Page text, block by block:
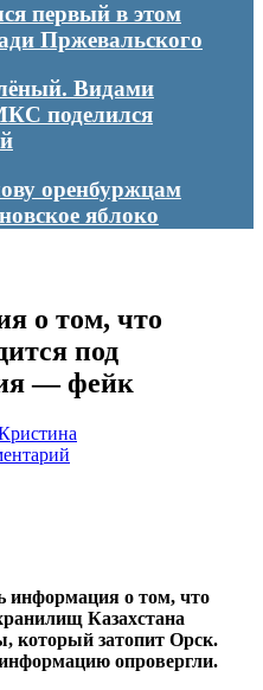
первый в этом
Пржевальского
Видами
поделился
оренбуржцам
яблоко
о том, что
под
— фейк
информация о том, что
Казахстана
который затопит Орск.
опровергли.